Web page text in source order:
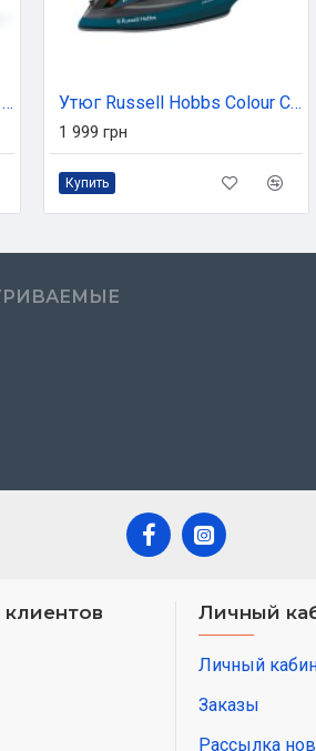
Утюг Ardesto IR-C2230-BUR / 2200Вт /300мл/пар/самоочищення /антикапля /ке (IR-C2230-BUR) Утюг Russell Hobbs Colour Control Pro (27280-56)
1 999 грн
Купить
Личный
Личный
Заказы
Рассылка